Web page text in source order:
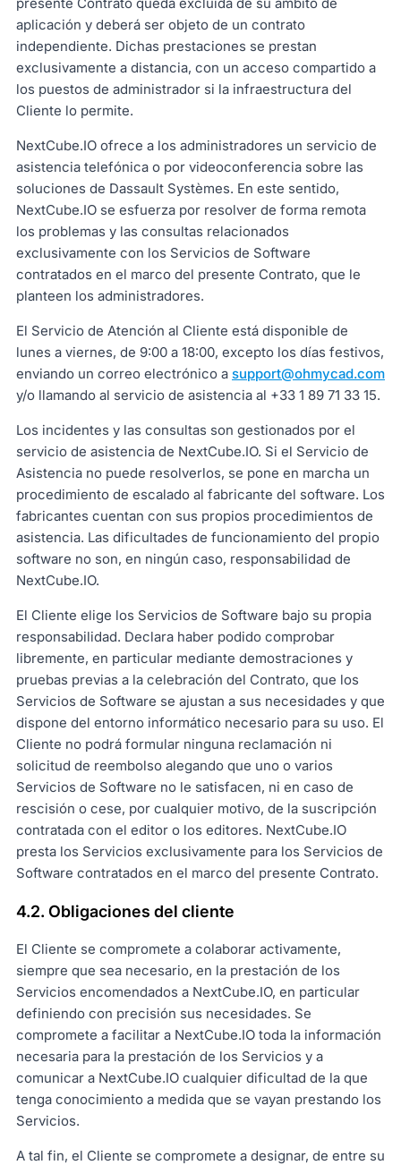
aplicación y deberá ser objeto de un contrato
independiente. Dichas prestaciones se prestan
exclusivamente a distancia, con un acceso compartido a
los puestos de administrador si la infraestructura del
Cliente lo permite.
NextCube.IO ofrece a los administradores un servicio de
asistencia telefónica o por videoconferencia sobre las
soluciones de Dassault Systèmes. En este sentido,
NextCube.IO se esfuerza por resolver de forma remota
los problemas y las consultas relacionados
exclusivamente con los Servicios de Software
contratados en el marco del presente Contrato, que le
planteen los administradores.
El Servicio de Atención al Cliente está disponible de
lunes a viernes, de 9:00 a 18:00, excepto los días festivos,
enviando un correo electrónico a support@ohmycad.com
y/o llamando al servicio de asistencia al +33 1 89 71 33 15.
Los incidentes y las consultas son gestionados por el
servicio de asistencia de NextCube.IO. Si el Servicio de
Asistencia no puede resolverlos, se pone en marcha un
procedimiento de escalado al fabricante del software. Los
fabricantes cuentan con sus propios procedimientos de
asistencia. Las dificultades de funcionamiento del propio
software no son, en ningún caso, responsabilidad de
NextCube.IO.
El Cliente elige los Servicios de Software bajo su propia
responsabilidad. Declara haber podido comprobar
libremente, en particular mediante demostraciones y
pruebas previas a la celebración del Contrato, que los
Servicios de Software se ajustan a sus necesidades y que
dispone del entorno informático necesario para su uso. El
Cliente no podrá formular ninguna reclamación ni
solicitud de reembolso alegando que uno o varios
Servicios de Software no le satisfacen, ni en caso de
rescisión o cese, por cualquier motivo, de la suscripción
contratada con el editor o los editores. NextCube.IO
presta los Servicios exclusivamente para los Servicios de
Software contratados en el marco del presente Contrato.
4.2. Obligaciones del cliente
El Cliente se compromete a colaborar activamente,
siempre que sea necesario, en la prestación de los
Servicios encomendados a NextCube.IO, en particular
definiendo con precisión sus necesidades. Se
compromete a facilitar a NextCube.IO toda la información
necesaria para la prestación de los Servicios y a
comunicar a NextCube.IO cualquier dificultad de la que
tenga conocimiento a medida que se vayan prestando los
Servicios.
A tal fin, el Cliente se compromete a designar, de entre su